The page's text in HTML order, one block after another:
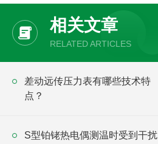
相关文章
RELATED ARTICLES
差动远传压力表有哪些技术特
点？
S型铂铑热电偶测温时受到干扰